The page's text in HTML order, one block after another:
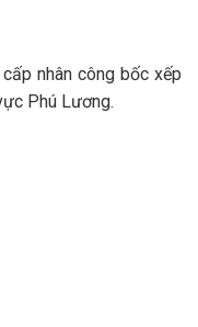
nhân công bốc xếp
Phú Lương.